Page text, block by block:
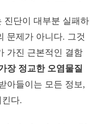
진단이 대부분 실패하
문제가 아니다. 그것
가진 근본적인 결함
장 정교한 오염물질
아들이는 모든 정보,
다.